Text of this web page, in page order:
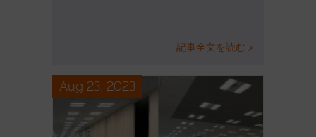
記事全文を読む >
Aug 23, 2023